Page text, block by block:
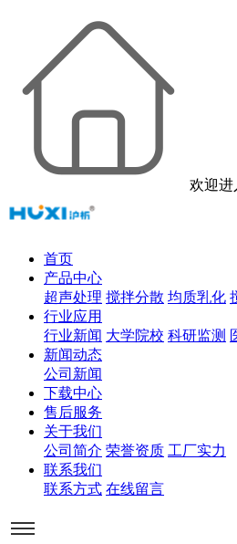
欢迎进
首页
产品中心
超声处理 搅拌分散 均质乳化
行业应用
行业新闻 大学院校 科研监测
新闻动态
公司新闻
下载中心
售后服务
关于我们
公司简介 荣誉资质 工厂实力
联系我们
联系方式 在线留言